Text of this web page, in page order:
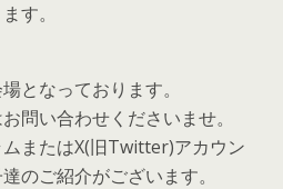
す。
となっております。
問い合わせくださいませ。
またはX(旧Twitter)アカウン
のご紹介がございます。